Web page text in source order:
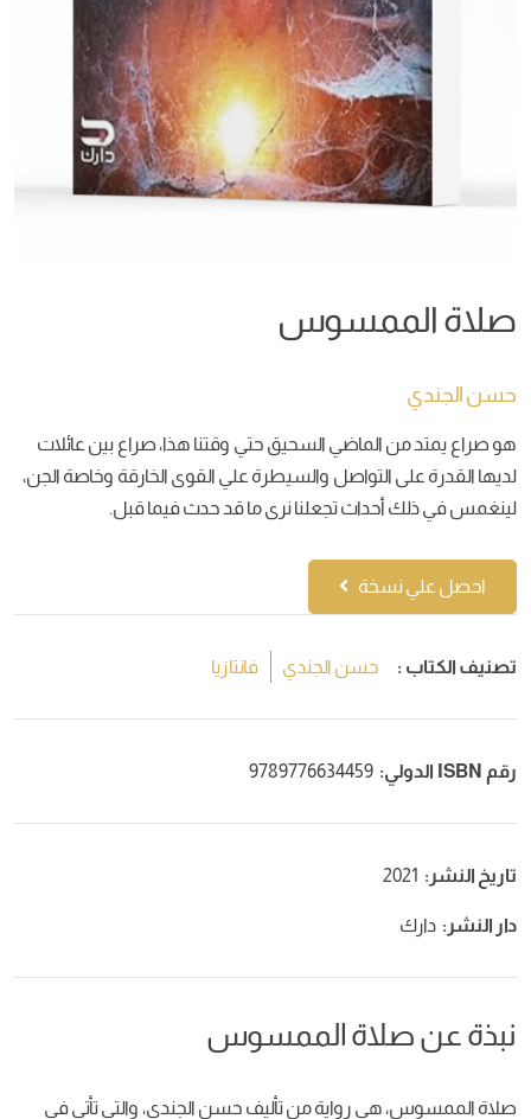
صلاة الممسوس
حسن الجندي
هو صراع يمتد من الماضي السحيق حتي وقتنا هذا، صراع بين عائلات
لديها القدرة على التواصل والسيطرة علي القوى الخارقة وخاصة الجن،
لينغمس في ذلك أحداث تجعلنا نرى ما قد حدث فيما قبل.
احصل علي نسخة
تصنيف الكتاب : حسن الجندي فانتازيا
رقم ISBN الدولي: 9789776634459
تاريخ النشر: 2021
دار النشر: دارك
نبذة عن صلاة الممسوس
صلاة الممسوس، هي رواية من تأليف حسن الجندي، والتي تأتي في